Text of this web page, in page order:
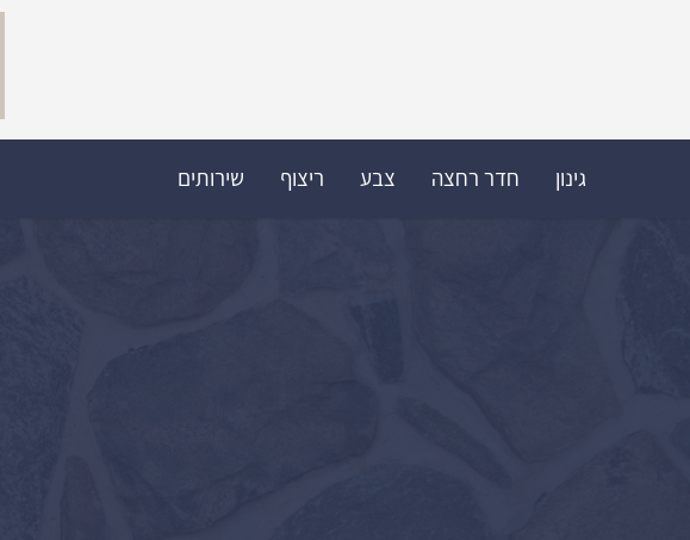
גינון חדר רחצה צבע ריצוף שירותים